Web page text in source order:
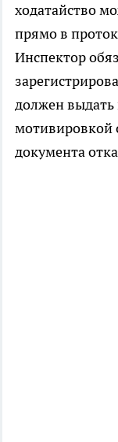
ходатайство
прямо в
Инспектор
должен выдать
мотивировкой
документа